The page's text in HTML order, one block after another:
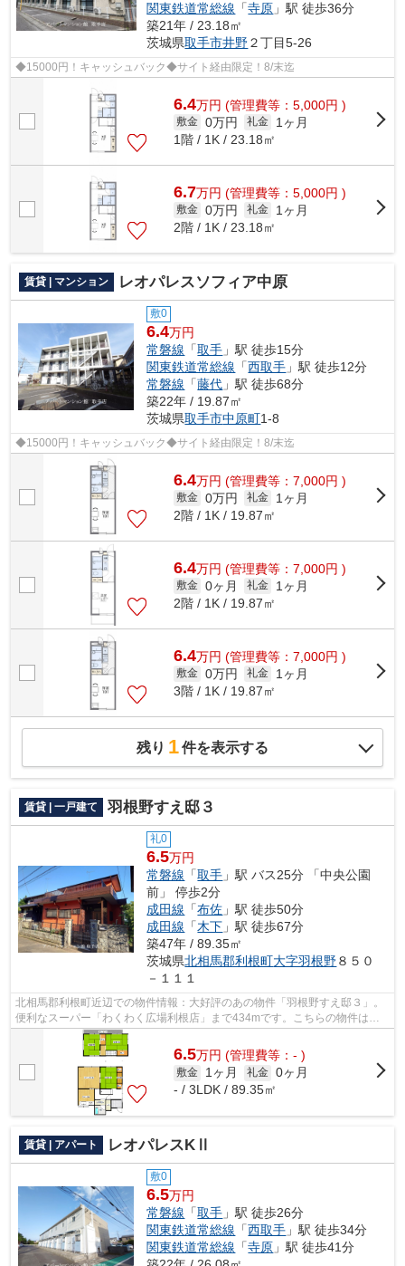
関東鉄道常総線 「寺原 」駅 徒歩36分
築21年 / 23.18㎡
茨城県取手市井野２丁目5-26
◆15000円！キャッシュバック◆サイト経由限定！8/末迄
6.4万円 (管理費等：5,000円 )
敷金 0万円 礼金
1ヶ月
1階 / 1K / 23.18㎡
6.7万円 (管理費等：5,000円 )
敷金 0万円 礼金
1ヶ月
2階 / 1K / 23.18㎡
賃貸 | マンション レオパレスソフィア中原
敷0
6.4万円
常磐線 「取手 」駅 徒歩15分
関東鉄道常総線 「西取手 」駅 徒歩12分
常磐線 「藤代 」駅 徒歩68分
築22年 / 19.87㎡
茨城県取手市中原町1-8
◆15000円！キャッシュバック◆サイト経由限定！8/末迄
6.4万円 (管理費等：7,000円 )
敷金 0万円 礼金
1ヶ月
2階 / 1K / 19.87㎡
6.4万円 (管理費等：7,000円 )
敷金 0ヶ月 礼金
1ヶ月
2階 / 1K / 19.87㎡
6.4万円 (管理費等：7,000円 )
敷金 0万円 礼金
1ヶ月
3階 / 1K / 19.87㎡
残り 1件を表示する
賃貸 | 一戸建て 羽根野すえ邸３
礼0
6.5万円
常磐線 「取手 」駅 バス25分 「中央公園
前」 停歩2分
成田線 「布佐 」駅 徒歩50分
成田線 「木下 」駅 徒歩67分
築47年 / 89.35㎡
茨城県北相馬郡利根町大字羽根野８５０
－１１１
北相馬郡利根町近辺での物件情報：大好評のあの物件「羽根野すえ邸３」。
便利なスーパー「わくわく広場利根店」まで434mです。こちらの物件は一
戸建てです。バス停が徒歩3分圏内にござ...
6.5万円 (管理費等：- )
敷金 1ヶ月 礼金 0ヶ月
- / 3LDK / 89.35㎡
賃貸 | アパート レオパレスKⅡ
敷0
6.5万円
常磐線 「取手 」駅 徒歩26分
関東鉄道常総線 「西取手 」駅 徒歩34分
関東鉄道常総線 「寺原 」駅 徒歩41分